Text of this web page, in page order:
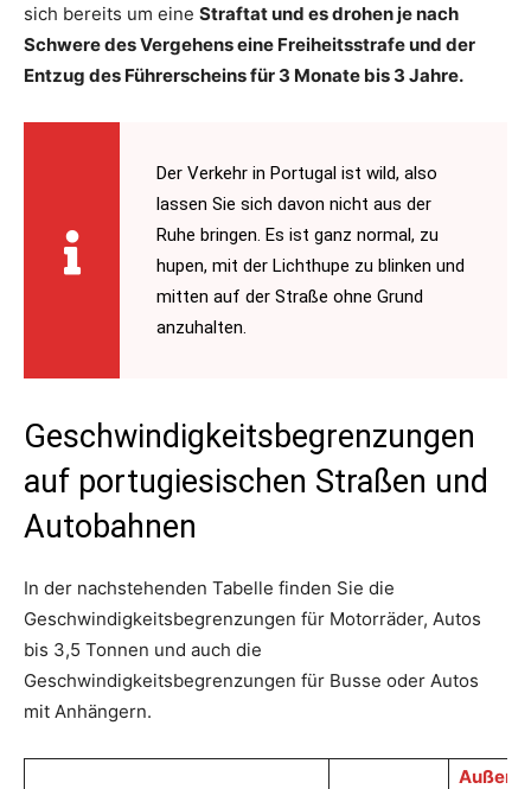
sich bereits um eine Straftat und es drohen je nach
Schwere des Vergehens eine Freiheitsstrafe und der
Entzug des Führerscheins für 3 Monate bis 3 Jahre.
Der Verkehr in Portugal ist wild, also
lassen Sie sich davon nicht aus der
Ruhe bringen. Es ist ganz normal, zu
hupen, mit der Lichthupe zu blinken und
mitten auf der Straße ohne Grund
anzuhalten.
Geschwindigkeitsbegrenzungen
auf portugiesischen Straßen und
Autobahnen
In der nachstehenden Tabelle finden Sie die
Geschwindigkeitsbegrenzungen für Motorräder, Autos
bis 3,5 Tonnen und auch die
Geschwindigkeitsbegrenzungen für Busse oder Autos
mit Anhängern.